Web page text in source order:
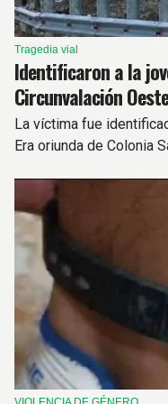
Tragedia vial
Identificaron a la
Circunvalación Oeste
La víctima fue
Era oriunda de Colonia